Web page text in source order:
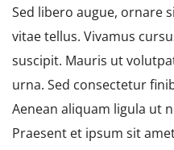
Sed libero augue, ornare
vitae tellus. Vivamus
suscipit. Mauris ut
urna. Sed consectetur
Aenean aliquam ligula ut
Praesent et ipsum sit